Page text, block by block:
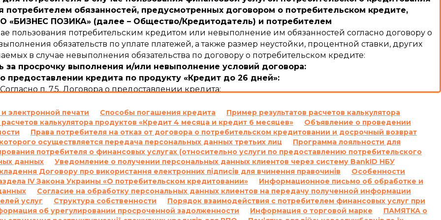
обязанностей, предусмотренных договором о потребительском кредите,
ПОЗИКА» (далее – Общество/Кредитодатель) и потребителем
пользования потребительским кредитом или невыполнение им обязанностей согласно договору о
обязательств по уплате платежей, а также размер неустойки, процентной ставки, других
в случае невыполнения обязательства по договору о потребительском кредите:
за просрочку выполнения и/или невыполнение условий договора:
предоставлении кредита по продукту «Кредит до 26 дней»:
Согласно п. 7.5. Договора о предоставлении кредита:
положений части 2 статьи 625 Гражданского кодекса Украины Кредитодатель имеет право
сумму задолженности с учетом 3700 (три тысячи семьсот) процентов годовых от просроченной
суммы задолженности.
пункте выше, начисляются за каждый день просрочки на сумму задолженности, включающую
и/или сумму просроченной Комиссии и/или на просроченную сумму Кредита, и не начисляются на
проценты на основании статьи 625 Гражданского кодекса Украины.
соответствии с настоящим пунктом Договора на сумму задолженности, которая меньше 100 (сто)
гривен 00 копеек.
на основании Договора и других платежей, подлежащих уплате Заемщиком за нарушение
не может превышать половины суммы Кредита, полученной Заемщиком от Кредитодателя по
электронной печати Способы погашения кредита
Пример результатов расчетов калькулятора
калькулятора продуктов «Кредит 4 месяца и кредит 6 месяцев»
Объявление о проведении
Права потребителя на отказ от договора о потребительском кредитовании и досрочный возврат
осуществляется передача персональных данных третьих лиц
Программа лояльности для
потребителя о финансовых услугах (относительно услуги по предоставлению потребительского
данных
Уведомление о получении персональных данных клиентов через систему BankID НБУ
Договору про використання електронних підписів для вчинення правочинів
Особенности
IV Закона Украины «О потребительском кредитовании»
Информационное письмо об обработке и
Согласие на обработку персональных данных клиентов на передачу полученной информации
услуг
Структура собственности
Порядок взаимодействия с потребителем финансовых услуг при
об урегулировании просроченной задолженности Информация о торговой марке
ПАМЯТКА о